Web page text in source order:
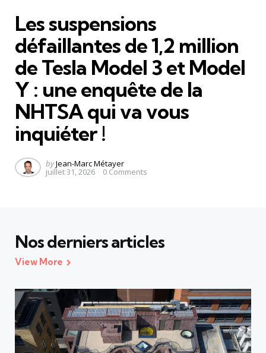
Les suspensions
défaillantes de 1,2 million
de Tesla Model 3 et Model
Y : une enquête de la
NHTSA qui va vous
inquiéter !
Posted
by
byJean-Marc Métayer
juillet 31, 2026 0 Comments
Nos derniers articles
View More